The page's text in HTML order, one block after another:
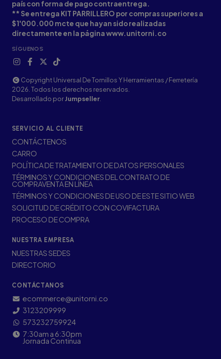
país con forma de pago contraentrega.
** Se entrega KIT PARRILLERO por compras superiores a
$1'000.000 mcte que hayan sido realizadas
directamente en la página www.unitorni.co
SÍGUENOS
Copyright Universal De Tornillos Y Herramientas / Ferretería
2026. Todos los derechos reservados.
Desarrollado porJumpseller
SERVICIO AL CLIENTE
CONTÁCTENOS
CARRO
POLÍTICA DE TRATAMIENTO DE DATOS PERSONALES
TÉRMINOS Y CONDICIONES DEL CONTRATO DE
COMPRAVENTA EN LÍNEA
TÉRMINOS Y CONDICIONES DE USO DE ESTE SITIO WEB
SOLICITUD DE CRÉDITO CON COVIFACTURA
PROCESO DE COMPRA
NUESTRA EMPRESA
NUESTRAS SEDES
DIRECTORIO
CONTÁCTANOS
ecommerce@unitorni.co
3123209999
573232759924
7:30am a 6:30pm
Jornada Continua